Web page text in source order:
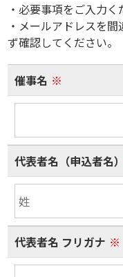
・必要事項をご入力
・メールアドレスを
ず確認してください。
催事名 ※
代表者名（申込者名）
代表者名 フリガナ ※